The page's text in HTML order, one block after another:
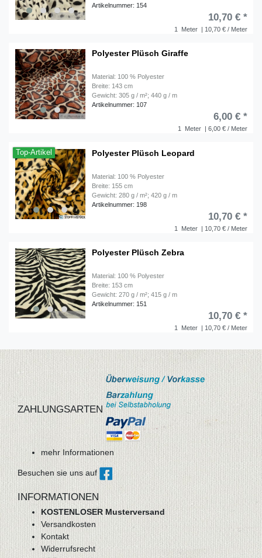
Artikelnummer: 154
1 Meter | 10,70 € / Meter
10,70 € *
Polyester Plüsch Giraffe
Material: 100 % Polyester
Breite: 143 cm
Gewicht: 305 g / m²; 440 g / m
Artikelnummer: 107
1 Meter | 6,00 € / Meter
6,00 € *
Top-Artikel Polyester Plüsch Leopard
Material: 100 % Polyester
Breite: 155 cm
Gewicht: 280 g / m²; 420 g / m
Artikelnummer: 198
1 Meter | 10,70 € / Meter
10,70 € *
Polyester Plüsch Zebra
Material: 100 % Polyester
Breite: 153 cm
Gewicht: 270 g / m²; 415 g / m
Artikelnummer: 151
1 Meter | 10,70 € / Meter
10,70 € *
ZAHLUNGSARTEN
mehr Informationen
Besuchen sie uns auf
INFORMATIONEN
KOSTENLOSER Musterversand
Versandkosten
Kontakt
Widerrufsrecht